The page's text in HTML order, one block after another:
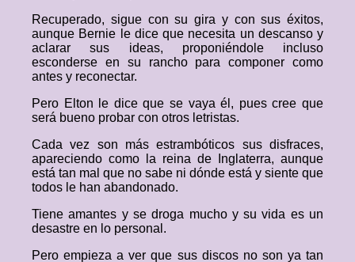
Recuperado, sigue con su gira y con sus éxitos,
aunque Bernie le dice que necesita un descanso y
aclarar sus ideas, proponiéndole incluso
esconderse en su rancho para componer como
antes y reconectar.
Pero Elton le dice que se vaya él, pues cree que
será bueno probar con otros letristas.
Cada vez son más estrambóticos sus disfraces,
apareciendo como la reina de Inglaterra, aunque
está tan mal que no sabe ni dónde está y siente que
todos le han abandonado.
Tiene amantes y se droga mucho y su vida es un
desastre en lo personal.
Pero empieza a ver que sus discos no son ya tan